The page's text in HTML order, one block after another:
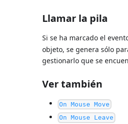
Llamar la pila
Si se ha marcado el
objeto, se genera sólo
gestionarlo que se
Ver también
On Mouse Move
On Mouse Leave